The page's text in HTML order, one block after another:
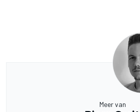
Meer van